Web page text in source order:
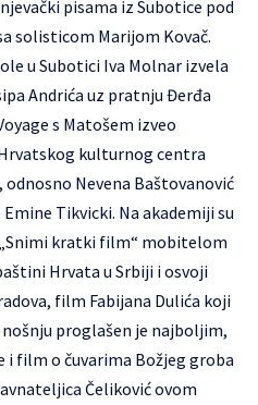
pisama iz Subotice pod
solisticom Marijom Kovač.
u Subotici Iva Molnar izvela
Andrića uz pratnju Đerđa
s Matošem izveo
kulturnog centra
Nevena Baštovanović
Tikvicki. Na akademiji su
kratki film“ mobitelom
Hrvata u Srbiji i osvoji
film Fabijana Dulića koji
proglašen je najboljim,
i film o čuvarima Božjeg groba
Čeliković ovom